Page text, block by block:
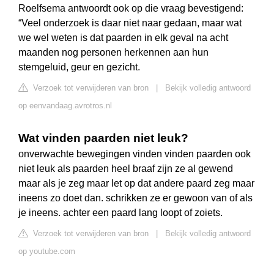
Roelfsema antwoordt ook op die vraag bevestigend:
“Veel onderzoek is daar niet naar gedaan, maar wat
we wel weten is dat paarden in elk geval na acht
maanden nog personen herkennen aan hun
stemgeluid, geur en gezicht.
Verzoek tot verwijderen van bron
Bekijk volledig antwoord
op eenvandaag.avrotros.nl
Wat vinden paarden niet leuk?
onverwachte bewegingen vinden vinden paarden ook
niet leuk als paarden heel braaf zijn ze al gewend
maar als je zeg maar let op dat andere paard zeg maar
ineens zo doet dan. schrikken ze er gewoon van of als
je ineens. achter een paard lang loopt of zoiets.
Verzoek tot verwijderen van bron
Bekijk volledig antwoord
op youtube.com